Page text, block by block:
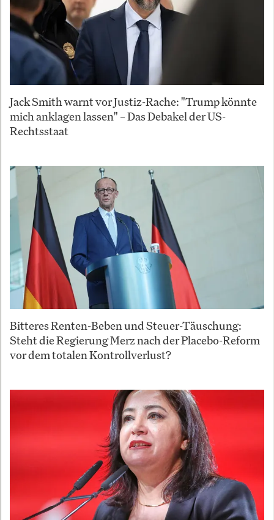
Jack Smith warnt vor Justiz-Rache: "Trump könnte
mich anklagen lassen" – Das Debakel der US-
Rechtsstaat
Bitteres Renten-Beben und Steuer-Täuschung:
Steht die Regierung Merz nach der Placebo-Reform
vor dem totalen Kontrollverlust?